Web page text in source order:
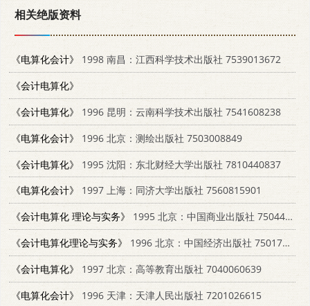
相关绝版资料
《电算化会计》
1998 南昌：江西科学技术出版社 7539013672
《会计电算化》
《会计电算化》
1996 昆明：云南科学技术出版社 7541608238
《电算化会计》
1996 北京：测绘出版社 7503008849
《会计电算化》
1995 沈阳：东北财经大学出版社 7810440837
《电算化会计》
1997 上海：同济大学出版社 7560815901
《会计电算化 理论与实务》
1995 北京：中国商业出版社 7504430609
《会计电算化理论与实务》
1996 北京：中国经济出版社 750173691X
《会计电算化》
1997 北京：高等教育出版社 7040060639
《电算化会计》
1996 天津：天津人民出版社 7201026615